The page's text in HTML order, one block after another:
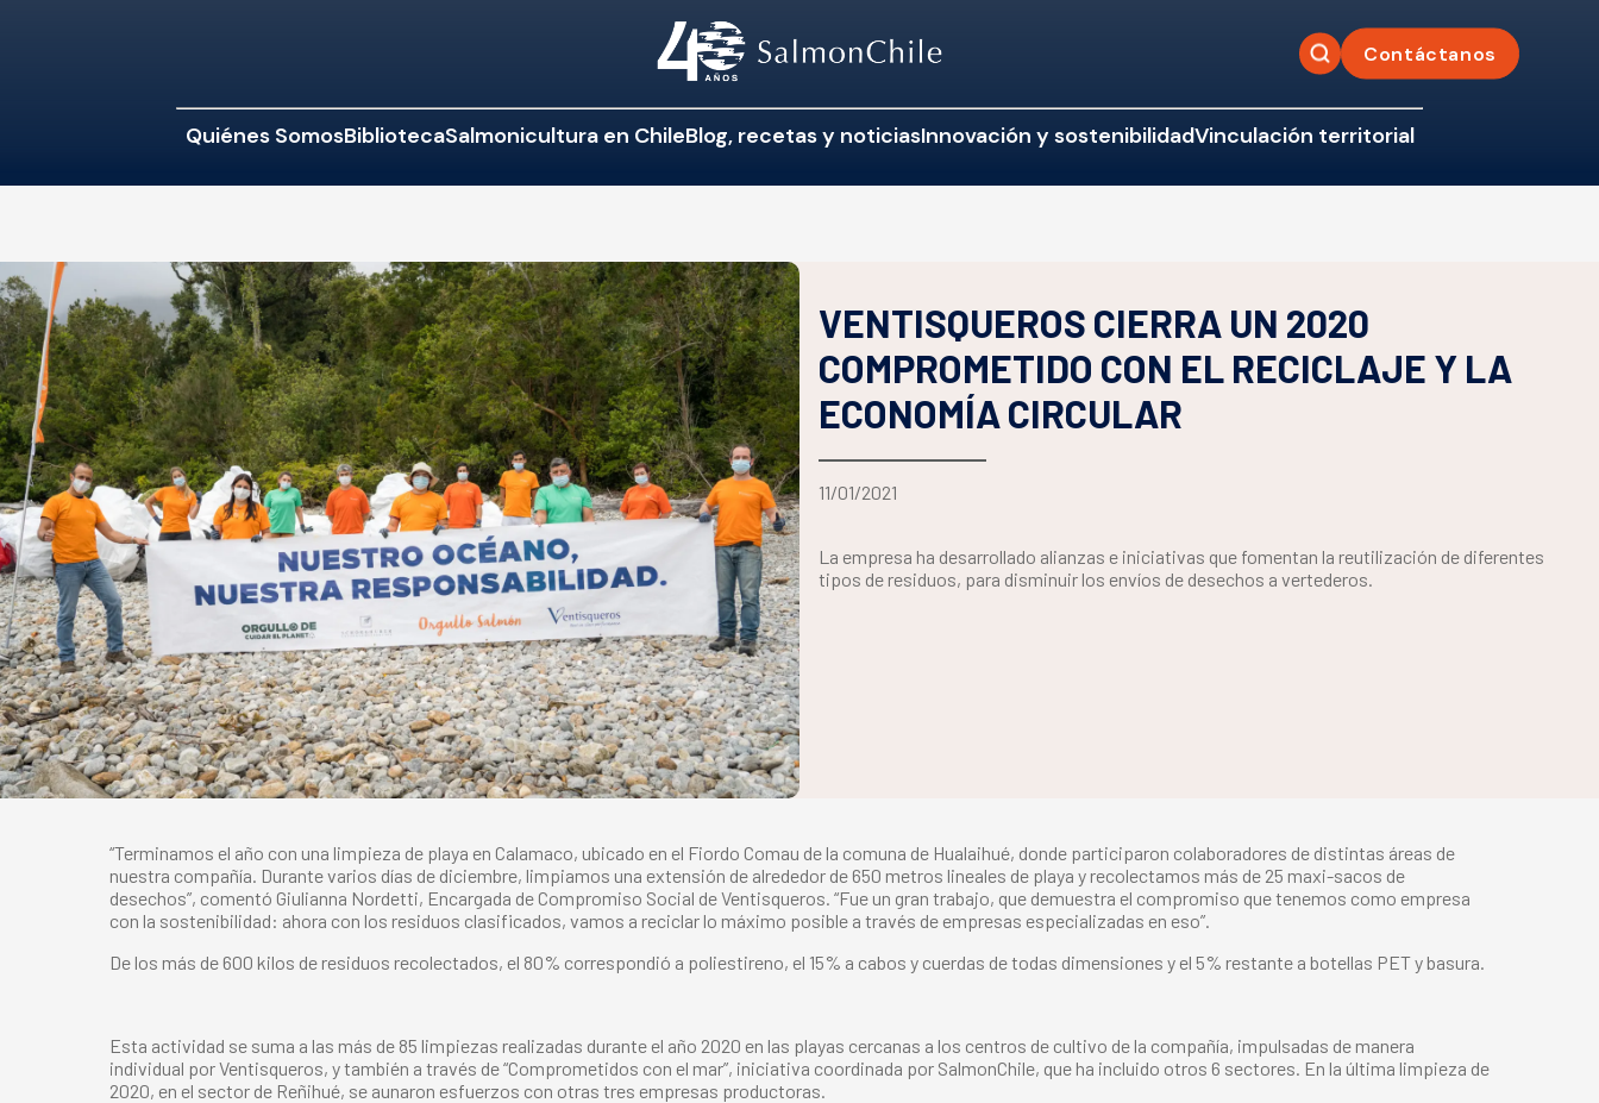
Contáctanos
Quiénes SomosBibliotecaSalmonicultura en ChileBlog, recetas y noticiasInnovación y sostenibilidadVinculación territorial
VENTISQUEROS CIERRA UN 2020
COMPROMETIDO CON EL RECICLAJE Y LA
ECONOMÍA CIRCULAR
11/01/2021
La empresa ha desarrollado alianzas e iniciativas que fomentan la reutilización de diferentes
tipos de residuos, para disminuir los envíos de desechos a vertederos.
“Terminamos el año con una limpieza de playa en Calamaco, ubicado en el Fiordo Comau de la comuna de Hualaihué, donde participaron colaboradores de distintas áreas de
nuestra compañía. Durante varios días de diciembre, limpiamos una extensión de alrededor de 650 metros lineales de playa y recolectamos más de 25 maxi-sacos de
desechos”, comentó Giulianna Nordetti, Encargada de Compromiso Social de Ventisqueros. “Fue un gran trabajo, que demuestra el compromiso que tenemos como empresa
con la sostenibilidad: ahora con los residuos clasificados, vamos a reciclar lo máximo posible a través de empresas especializadas en eso”.
De los más de 600 kilos de residuos recolectados, el 80% correspondió a poliestireno, el 15% a cabos y cuerdas de todas dimensiones y el 5% restante a botellas PET y basura.
Esta actividad se suma a las más de 85 limpiezas realizadas durante el año 2020 en las playas cercanas a los centros de cultivo de la compañía, impulsadas de manera
individual por Ventisqueros, y también a través de “Comprometidos con el mar”, iniciativa coordinada por SalmonChile, que ha incluido otros 6 sectores. En la última limpieza de
2020, en el sector de Reñihué, se aunaron esfuerzos con otras tres empresas productoras.